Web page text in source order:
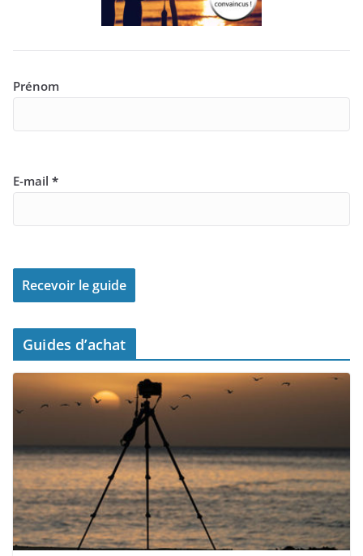
Prénom
E-mail *
Guides d’achat